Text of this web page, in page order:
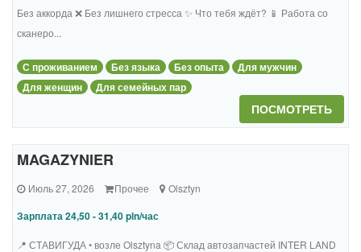
Без аккорда ❌ Без лишнего стресса ✨ Что тебя ждёт? 📱 Работа со
сканеро...
С проживанием Без языка Без опыта
Для мужчин
Для женщин
Для семейных пар
ПОСМОТРЕТЬ
MAGAZYNIER
Июль 27, 2026 Прочее Olsztyn
Зарплата 24,50 - 31,40 pln/час
📍 СТАВИГУДА • возле Olsztyna 📦 Склад автозапчастей INTER LAND